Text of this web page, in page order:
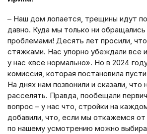
– Наш дом лопается, трещины идут
давно. Куда мы только ни
проблемами! Десять лет просили,
стяжками. Нас упорно убеждали все
у нас «все нормально». Но в 2024
комиссия, которая постановила
На днях нам позвонили и сказали, что
расселять. Правда, пообещали
вопрос – у нас что, стройки на
добавили, что, если мы откажемся от
по нашему усмотрению можно